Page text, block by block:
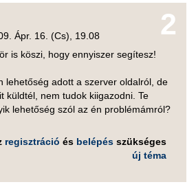
2
Ápr. 16. (Cs), 19.08
is köszi, hogy ennyiszer segítesz!
lehetőség adott a szerver oldalról, de
küldtél, nem tudok kiigazodni. Te
lehetőség szól az én problémámról?
regisztráció és belépés szükséges
új téma